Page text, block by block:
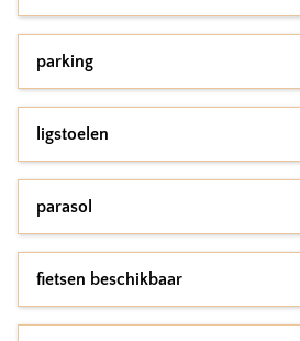
parking
ligstoelen
parasol
fietsen beschikbaar